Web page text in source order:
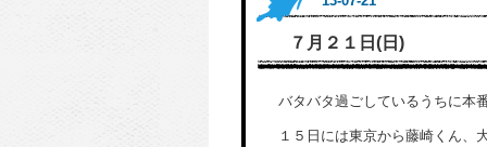
７月２１日(日)
バタバタ過ごしているうちに本
１５日には東京から藤崎くん、